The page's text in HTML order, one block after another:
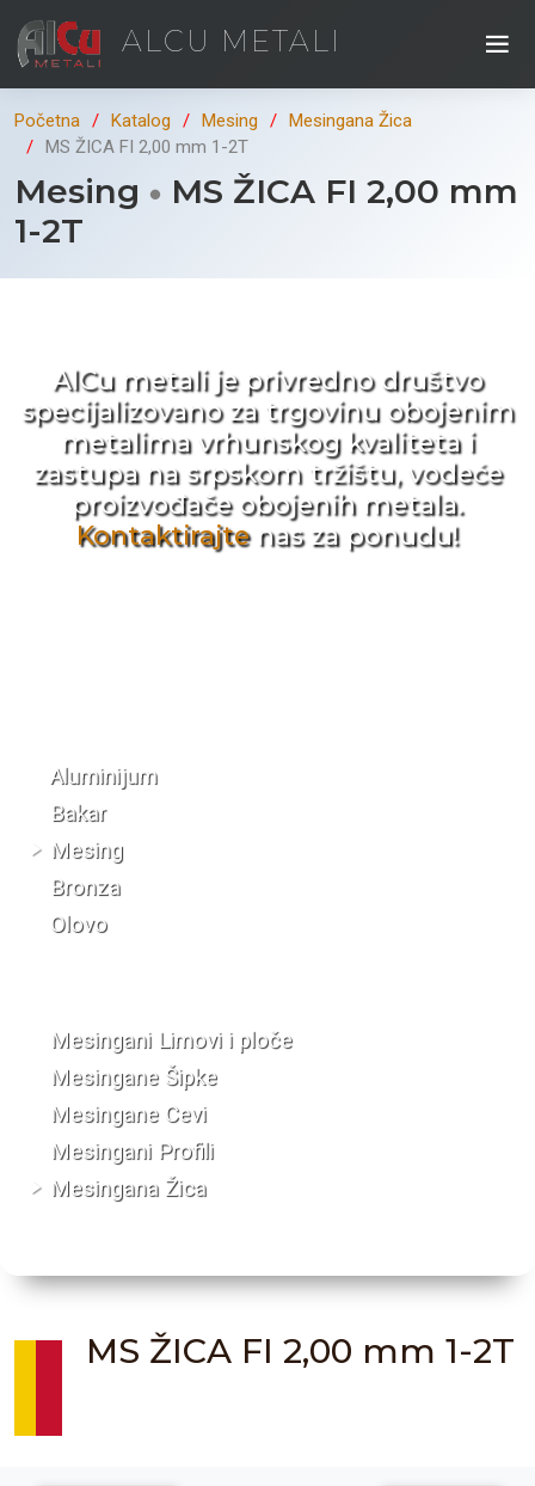
ALCU METALI
Početna Katalog Mesing
Mesingana Žica
MS ŽICA FI 2,00 mm 1-2T
Mesing
MS ŽICA FI 2,00 mm
1-2T
AlCu metali je privredno društvo
specijalizovano za trgovinu obojenim
metalima vrhunskog kvaliteta i
zastupa na srpskom tržištu, vodeće
proizvođače obojenih metala.
Kontaktirajtenas za ponudu!
Aluminijum
Bakar
Mesing
Bronza
Olovo
Mesingani Limovi i ploče
Mesingane Šipke
Mesingane Cevi
Mesingani Profili
Mesingana Žica
MS ŽICA FI 2,00 mm 1-2T